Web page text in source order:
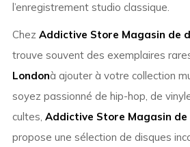
l’enregistrement studio classique.
Chez Addictive Store Magasin de
trouve souvent des exemplaires
Londonà ajouter à votre collection
soyez passionné de hip-hop, de
cultes, Addictive Store Magasin de
propose une sélection de disques